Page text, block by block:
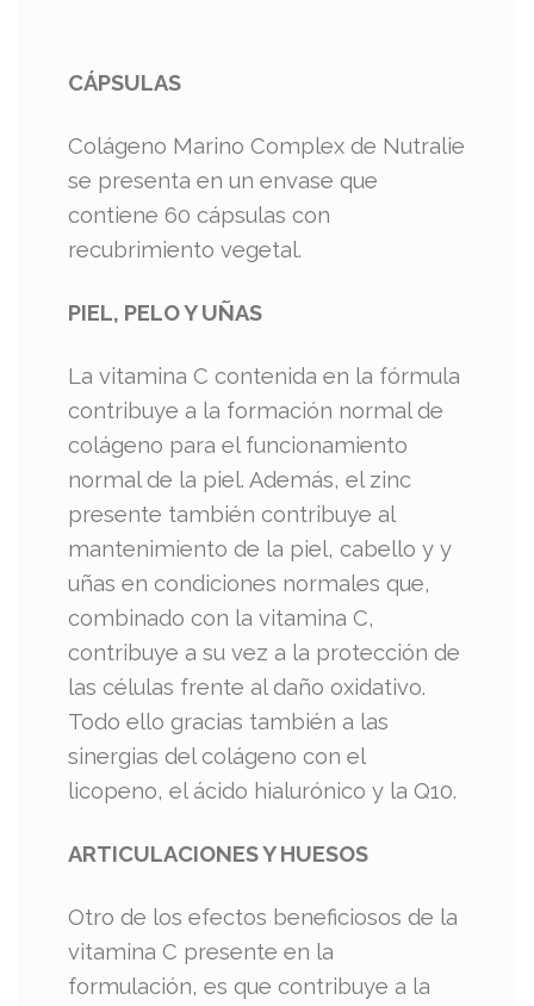
CÁPSULAS
Colágeno Marino Complex de Nutralie
se presenta en un envase que
contiene 60 cápsulas con
recubrimiento vegetal.
PIEL, PELO Y UÑAS
La vitamina C contenida en la fórmula
contribuye a la formación normal de
colágeno para el funcionamiento
normal de la piel. Además, el zinc
presente también contribuye al
mantenimiento de la piel, cabello y y
uñas en condiciones normales que,
combinado con la vitamina C,
contribuye a su vez a la protección de
las células frente al daño oxidativo.
Todo ello gracias también a las
sinergias del colágeno con el
licopeno, el ácido hialurónico y la Q10.
ARTICULACIONES Y HUESOS
Otro de los efectos beneficiosos de la
vitamina C presente en la
formulación, es que contribuye a la